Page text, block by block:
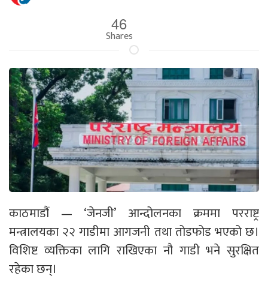
46
Shares
काठमाडौं — ‘जेनजी’ आन्दोलनका क्रममा परराष्ट्र
मन्त्रालयका २२ गाडीमा आगजनी तथा तोडफोड भएको छ।
विशिष्ट व्यक्तिका लागि राखिएका नौ गाडी भने सुरक्षित
रहेका छन्।